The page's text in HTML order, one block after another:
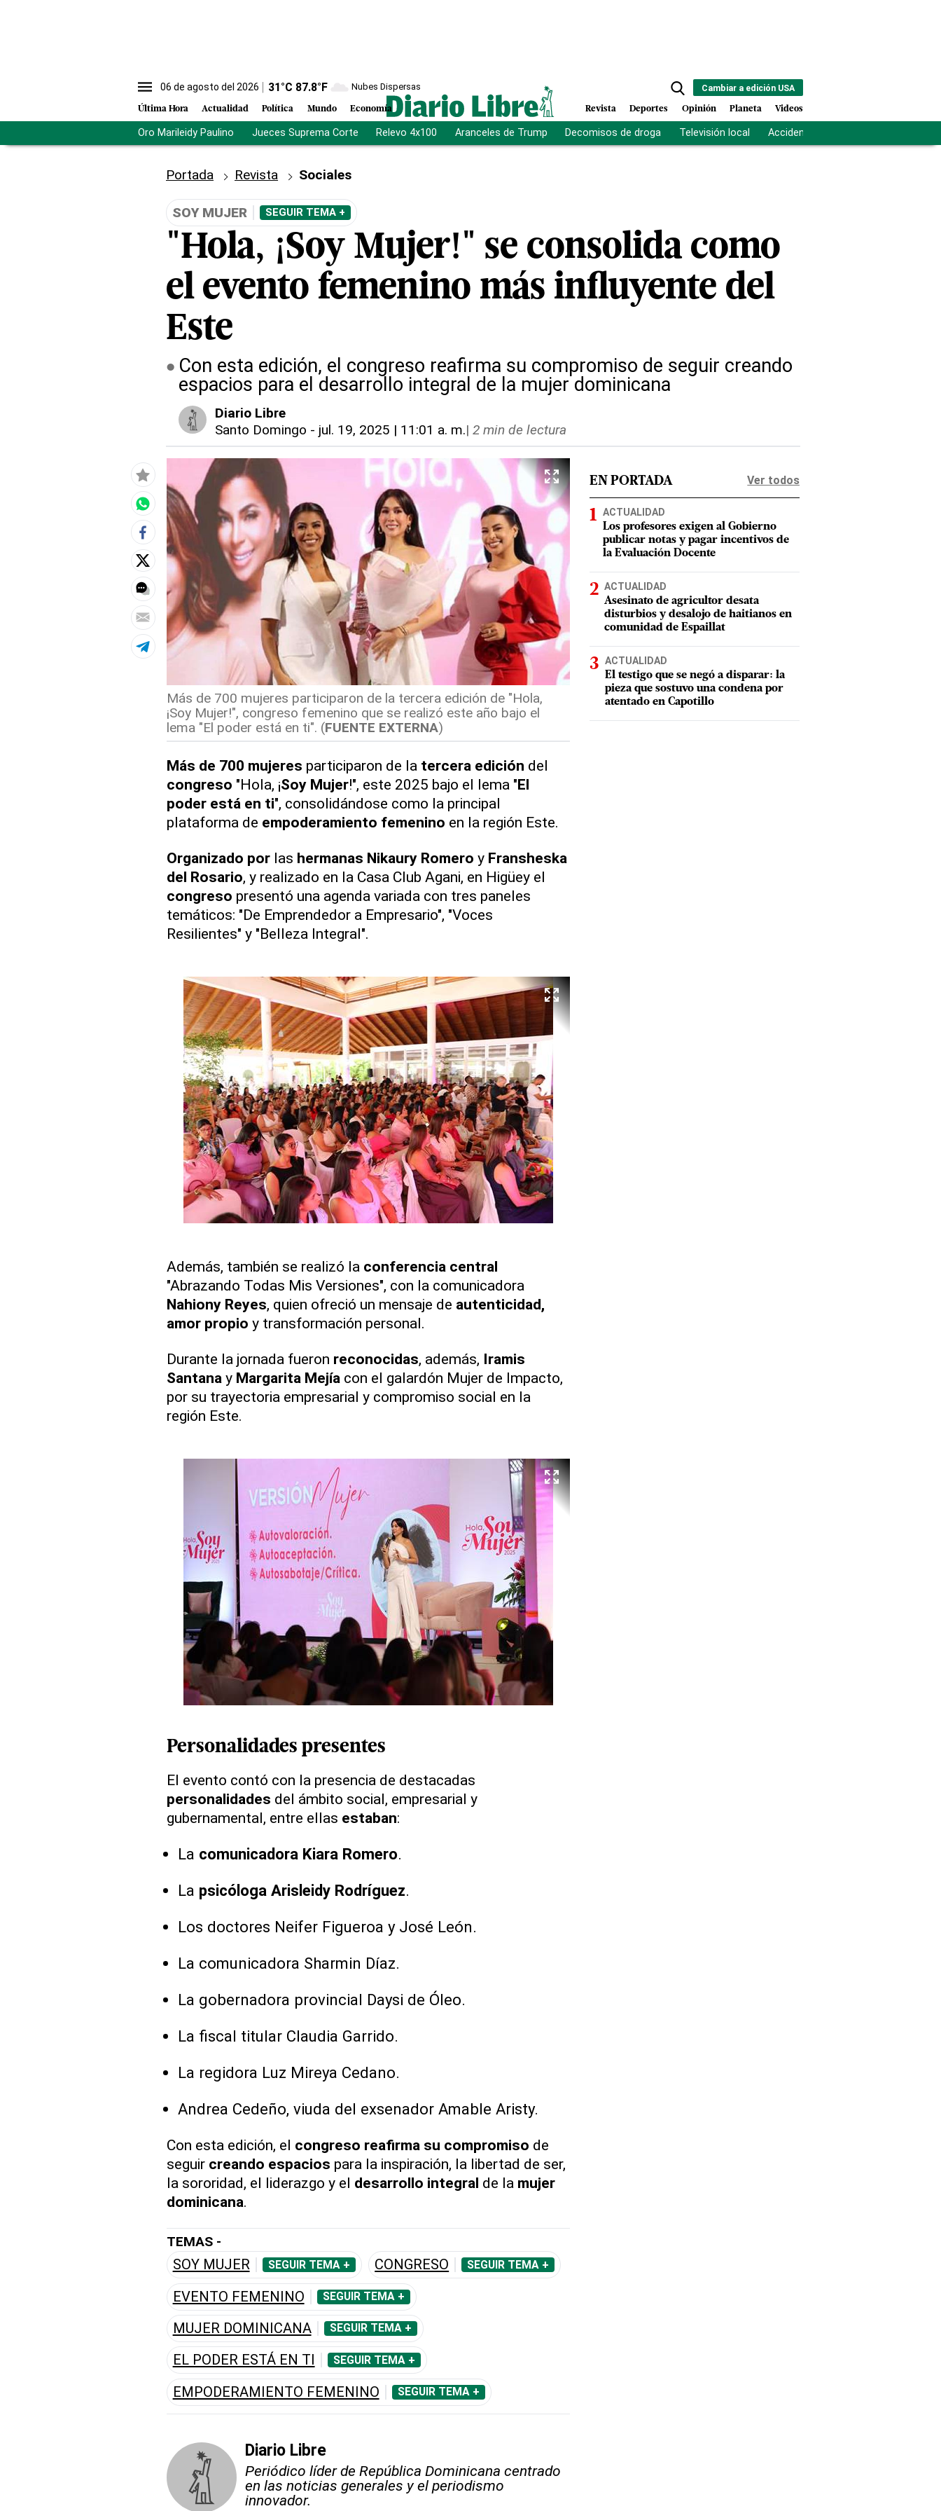
06 de agosto del 2026 31°C 87.8°F Nubes Dispersas
Última Hora Actualidad Política Mundo Economía
Cambiar a edición USA
Revista Deportes Opinión Planeta Videos
Oro Marileidy Paulino Jueces Suprema Corte Relevo 4x100 Aranceles de Trump Decomisos de droga Televisión local Accidente Los Ríos
Portada Revista Sociales
SOY MUJER SEGUIR TEMA +
"Hola, ¡Soy Mujer!" se consolida como
el evento femenino más influyente del
Este
Con esta edición, el congreso reafirma su compromiso de seguir creando
espacios para el desarrollo integral de la mujer dominicana
Diario Libre
Santo Domingo - jul. 19, 2025 | 11:01 a. m.| 2 min de lectura
Más de 700 mujeres participaron de la tercera edición de "Hola,
¡Soy Mujer!", congreso femenino que se realizó este año bajo el
lema "El poder está en ti". (FUENTE EXTERNA)
Más de 700 mujeres participaron de la tercera edición del
congreso "Hola, ¡Soy Mujer!", este 2025 bajo el lema "El
poder está en ti", consolidándose como la principal
plataforma de empoderamiento femenino en la región Este.
Organizado porlas hermanas Nikaury Romero y Fransheska
del Rosario, y realizado en la Casa Club Agani, en Higüey el
congreso presentó una agenda variada con tres paneles
temáticos: "De Emprendedor a Empresario", "Voces
Resilientes" y "Belleza Integral".
Además, también se realizó la conferencia central
"Abrazando Todas Mis Versiones", con la comunicadora
Nahiony Reyes, quien ofreció un mensaje de autenticidad,
amor propio y transformación personal.
Durante la jornada fueron reconocidas, además, Iramis
Santana y Margarita Mejía con el galardón Mujer de Impacto,
por su trayectoria empresarial y compromiso social en la
región Este.
Personalidades presentes
El evento contó con la presencia de destacadas
personalidades del ámbito social, empresarial y
gubernamental, entre ellas estaban:
La comunicadora Kiara Romero.
La psicóloga Arisleidy Rodríguez.
Los doctores Neifer Figueroa y José León.
La comunicadora Sharmin Díaz.
La gobernadora provincial Daysi de Óleo.
La fiscal titular Claudia Garrido.
La regidora Luz Mireya Cedano.
Andrea Cedeño, viuda del exsenador Amable Aristy.
Con esta edición, el congreso reafirma su compromiso de
seguir creando espacios para la inspiración, la libertad de ser,
la sororidad, el liderazgo y el desarrollo integral de la mujer
dominicana.
TEMAS -
SOY MUJER SEGUIR TEMA + CONGRESO SEGUIR TEMA +
EVENTO FEMENINO SEGUIR TEMA +
MUJER DOMINICANA SEGUIR TEMA +
EL PODER ESTÁ EN TI SEGUIR TEMA +
EMPODERAMIENTO FEMENINO SEGUIR TEMA +
Diario Libre
Periódico líder de República Dominicana centrado
en las noticias generales y el periodismo
innovador.
EN PORTADA Ver todos
ACTUALIDAD
Los profesores exigen al Gobierno
publicar notas y pagar incentivos de
la Evaluación Docente
ACTUALIDAD
Asesinato de agricultor desata
disturbios y desalojo de haitianos en
comunidad de Espaillat
ACTUALIDAD
El testigo que se negó a disparar: la
pieza que sostuvo una condena por
atentado en Capotillo